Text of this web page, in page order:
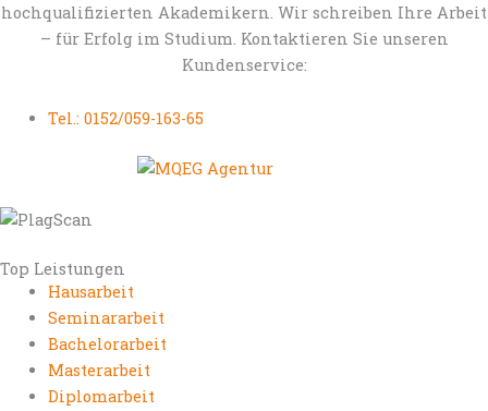
hochqualifizierten Akademikern. Wir schreiben Ihre Arbeit
– für Erfolg im Studium. Kontaktieren Sie unseren
Kundenservice:
Tel.: 0152/059-163-65
Top Leistungen
Hausarbeit
Seminararbeit
Bachelorarbeit
Masterarbeit
Diplomarbeit